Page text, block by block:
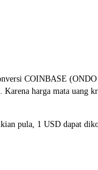
COINBASE
harga mata uang
pula, 1 USD dapat